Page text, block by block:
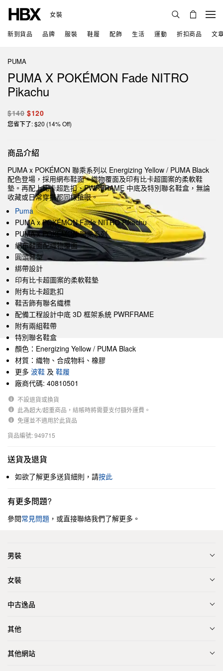
女裝
新到貨品 品牌 服裝 鞋履 配飾 生活 運動 折扣商品 文
PUMA
PUMA X POKÉMON Fade NITRO
Pikachu
$140 $120
您省下了: $20 (14% Off)
商品介紹
PUMA x POKÉMON 聯乘系列以 Energizing Yellow / PUMA Black
配色登場，採用網布鞋面、織物覆面及印有比卡超圖案的柔軟鞋
墊。再配上比卡超匙扣、PWRFRAME 中底及特別聯名鞋盒，無論
收藏或日常穿搭都同樣搶眼。
Puma
PUMA x POKÉMON Fade NITRO Pikachu
PUMA x POKÉMON 聯乘系列
網布鞋面配織物覆面
圓頭鞋型
綁帶設計
印有比卡超圖案的柔軟鞋墊
附有比卡超匙扣
鞋舌飾有聯名織標
配備工程設計中底 3D 框架系統 PWRFRAME
附有兩組鞋帶
特別聯名鞋盒
顏色：Energizing Yellow / PUMA Black
材質：織物、合成物料、橡膠
更多 波鞋 及 鞋履
廠商代碼: 40810501
不設退貨或換貨
此為超大/超重商品，結帳時將需要支付額外運費。
免運並不適用於此貨品
貨品編號: 949715
送貨及退貨
如欲了解更多送貨細則，請按此
有更多問題?
參閱常見問題 ，或直接聯絡我們了解更多。
男裝
女裝
中古逸品
其他
其他網站